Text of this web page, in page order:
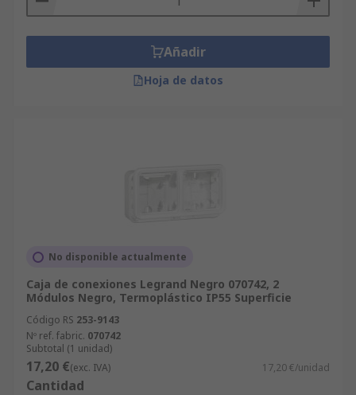
Añadir
Hoja de datos
No disponible actualmente
Caja de conexiones Legrand Negro 070742, 2
Módulos Negro, Termoplástico IP55 Superficie
Código RS 253-9143
Nº ref. fabric. 070742
Subtotal (1 unidad)
17,20 €(exc. IVA) 17,20 €/unidad
Cantidad